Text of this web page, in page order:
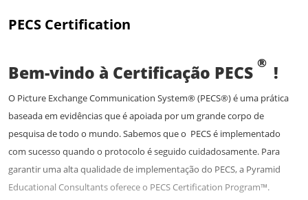
PECS Certification
Bem-vindo à Certificação PECS ® !
O Picture Exchange Communication System® (PECS®) é uma prática
baseada em evidências que é apoiada por um grande corpo de
pesquisa de todo o mundo. Sabemos que o PECS é implementado
com sucesso quando o protocolo é seguido cuidadosamente. Para
garantir uma alta qualidade de implementação do PECS, a Pyramid
Educational Consultants oferece o PECS Certification Program™.